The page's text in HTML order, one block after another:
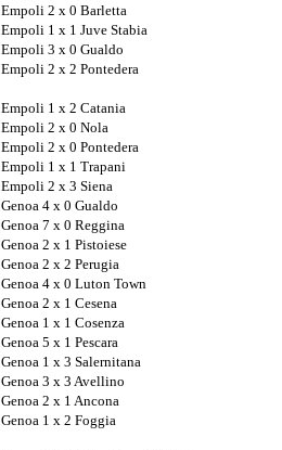
Empoli 2 x 0 Barletta
Empoli 1 x 1 Juve Stabia
Empoli 3 x 0 Gualdo
Empoli 2 x 2 Pontedera
Empoli 1 x 2 Catania
Empoli 2 x 0 Nola
Empoli 2 x 0 Pontedera
Empoli 1 x 1 Trapani
Empoli 2 x 3 Siena
Genoa 4 x 0 Gualdo
Genoa 7 x 0 Reggina
Genoa 2 x 1 Pistoiese
Genoa 2 x 2 Perugia
Genoa 4 x 0 Luton Town
Genoa 2 x 1 Cesena
Genoa 1 x 1 Cosenza
Genoa 5 x 1 Pescara
Genoa 1 x 3 Salernitana
Genoa 3 x 3 Avellino
Genoa 2 x 1 Ancona
Genoa 1 x 2 Foggia